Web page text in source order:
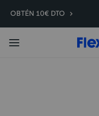
Compra antes, ahorra más | E7
Plus -200 €
OBTÉN 10€ DTO